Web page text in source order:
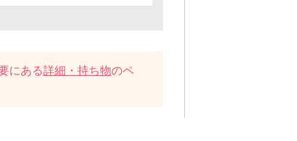
にある詳細・持ち物のペ